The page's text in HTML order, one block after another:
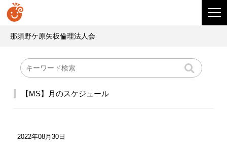
那須野ケ原矢板倫理法人会
【MS】月のスケジュール
2022年08月30日